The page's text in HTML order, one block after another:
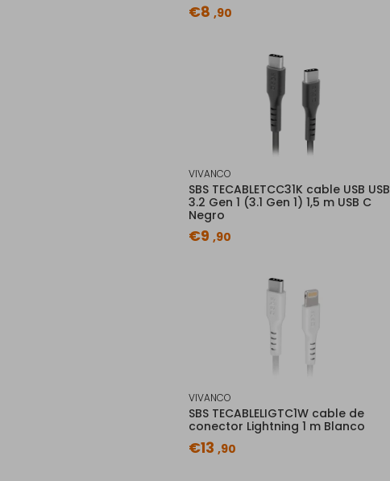
€8 ,90
VIVANCO
SBS TECABLETCC31K cable USB USB
3.2 Gen 1 (3.1 Gen 1) 1,5 m USB C
Negro
€9 ,90
VIVANCO
SBS TECABLELIGTC1W cable de
conector Lightning 1 m Blanco
€13 ,90